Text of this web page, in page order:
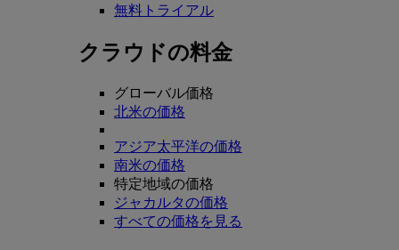
無料トライアル
クラウドの料金
グローバル価格
北米の価格
アジア太平洋の価格
南米の価格
特定地域の価格
ジャカルタの価格
すべての価格を見る